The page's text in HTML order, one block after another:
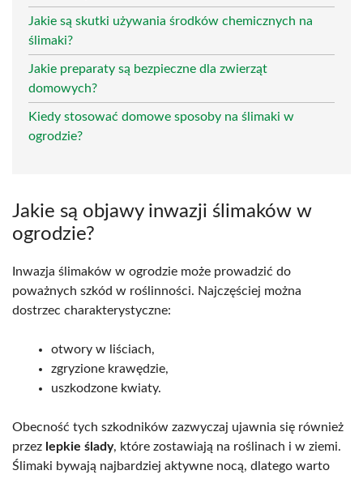
Jakie są skutki używania środków chemicznych na
ślimaki?
Jakie preparaty są bezpieczne dla zwierząt
domowych?
Kiedy stosować domowe sposoby na ślimaki w
ogrodzie?
Jakie są objawy inwazji ślimaków w
ogrodzie?
Inwazja ślimaków w ogrodzie może prowadzić do
poważnych szkód w roślinności. Najczęściej można
dostrzec charakterystyczne:
otwory w liściach,
zgryzione krawędzie,
uszkodzone kwiaty.
Obecność tych szkodników zazwyczaj ujawnia się również
przez lepkie ślady, które zostawiają na roślinach i w ziemi.
Ślimaki bywają najbardziej aktywne nocą, dlatego warto